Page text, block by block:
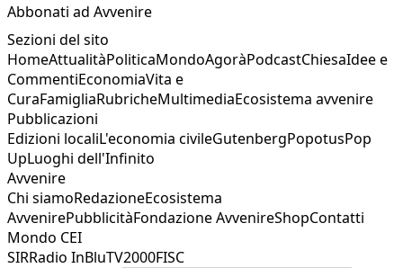
Abbonati ad Avvenire
Sezioni del sito
HomeAttualitàPoliticaMondoAgoràPodcastChiesaIdee e
CommentiEconomiaVita e
CuraFamigliaRubricheMultimediaEcosistema avvenire
Pubblicazioni
Edizioni localiL'economia civileGutenbergPopotusPop
UpLuoghi dell'Infinito
Avvenire
Chi siamoRedazioneEcosistema
AvvenirePubblicitàFondazione AvvenireShopContatti
Mondo CEI
SIRRadio InBluTV2000FISC